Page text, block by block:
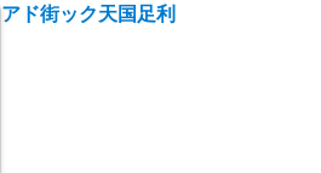
アド街ック天国足利